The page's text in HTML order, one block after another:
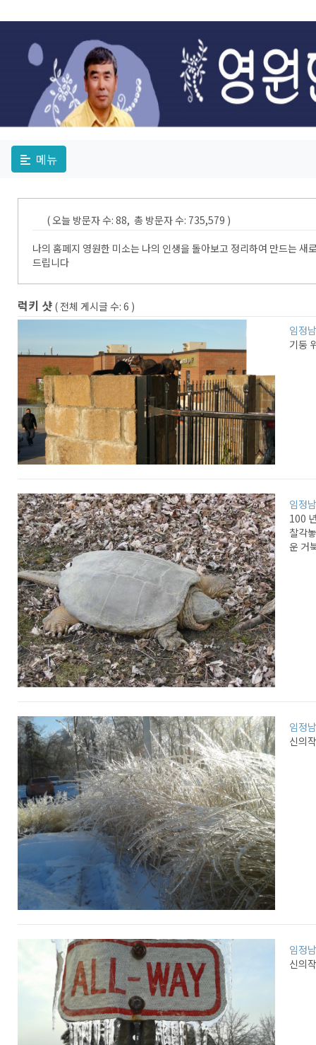
메뉴
( 오늘 방문자 수: 88, 총 방문자 수: 735,579 )
나의 홈페지 영원한 미소는 나의 인생을 돌아보고 정리하여 만드는 새
드립니다
럭키 샷 ( 전체 게시글 수: 6 )
임정남
기둥
임정남
100
찰각
운 거
임정남
신의
임정남
신의